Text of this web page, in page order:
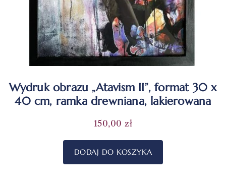
Wydruk obrazu „Atavism II”, format 30 x
40 cm, ramka drewniana, lakierowana
150,00zł
DODAJ DO KOSZYKA